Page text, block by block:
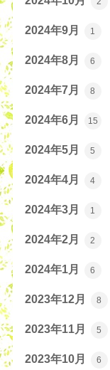
2024年9月 1
2024年8月 6
2024年7月 8
2024年6月 15
2024年5月 5
2024年4月 4
2024年3月 1
2024年2月 2
2024年1月 6
2023年12月 8
2023年11月 5
2023年10月 6